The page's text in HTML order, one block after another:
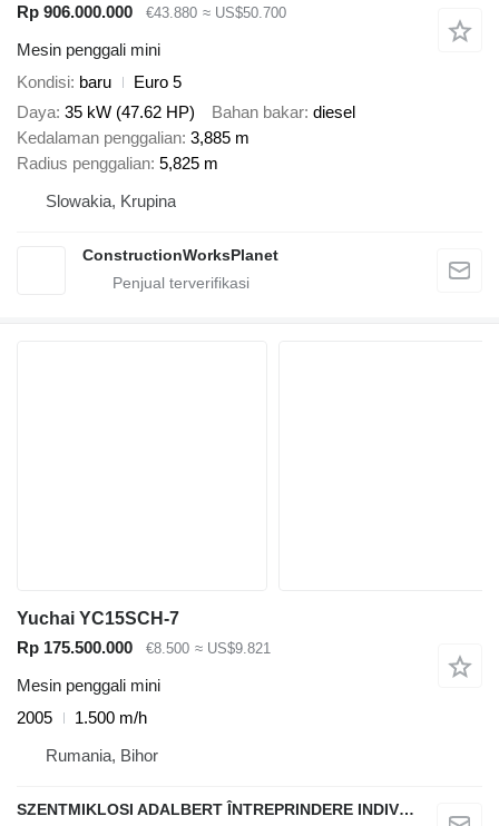
Rp 906.000.000
€43.880 ≈ US$50.700
Mesin penggali mini
Kondisi baru
Euro 5
Daya 35 kW (47.62 HP) Bahan bakar diesel
Kedalaman penggalian 3,885 m
Radius penggalian 5,825 m
Slowakia, Krupina
ConstructionWorksPlanet
Yuchai YC15SCH-7
Rp 175.500.000
€8.500 ≈ US$9.821
Mesin penggali mini
2005
1.500 m/h
Rumania, Bihor
SZENTMIKLOSI ADALBERT ÎNTREPRINDERE INDIVIDUALĂ